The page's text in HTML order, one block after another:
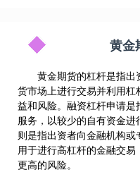
黄金
黄金期货的杠杆是指
货市场上进行交易并利用
益和风险。融资杠杆申请
服务，以较少的自有资金
则是指出资者向金融机构或
用于进行高杠杆的金融交
更高的风险。